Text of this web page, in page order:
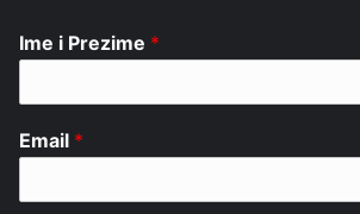
Ime i Prezime *
Email *